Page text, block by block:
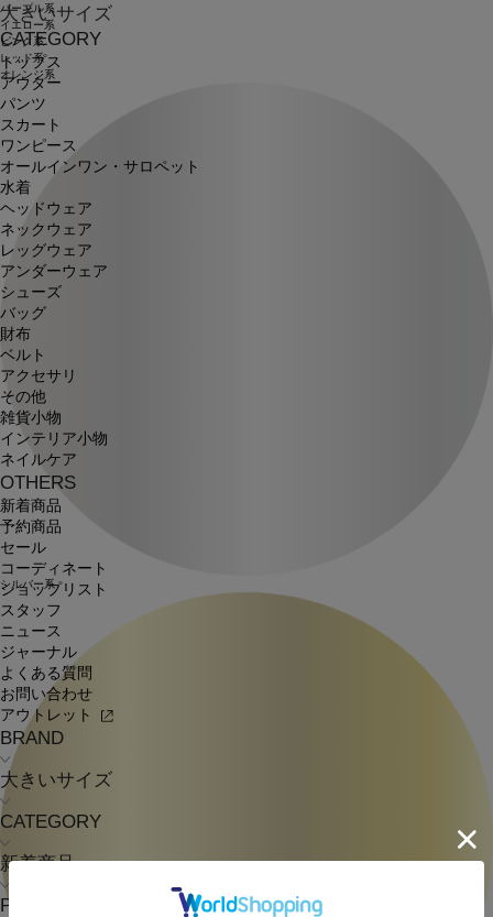
大きいサイズ
CATEGORY
トップス
アウター
パンツ
スカート
ワンピース
オールインワン・サロペット
水着
ヘッドウェア
ネックウェア
レッグウェア
アンダーウェア
シューズ
バッグ
財布
ベルト
アクセサリ
その他
雑貨小物
インテリア小物
ネイルケア
OTHERS
新着商品
予約商品
セール
コーディネート
ショップリスト
スタッフ
ニュース
ジャーナル
よくある質問
お問い合わせ
アウトレット
BRAND
大きいサイズ
CATEGORY
新着商品
PRE ORDER
パープル系
イエロー系
ピンク系
レッド系
オレンジ系
シルバー系